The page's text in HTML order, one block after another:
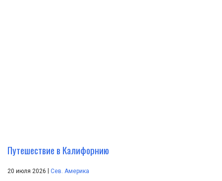
Путешествие в Калифорнию
20 июля 2026 Сев. Америка